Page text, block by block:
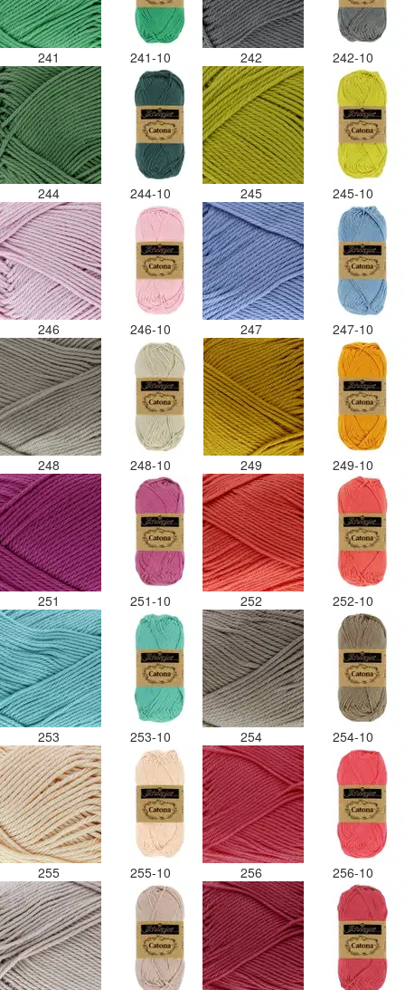
241 241-10 242 242-10
244 244-10 245 245-10
246 246-10 247 247-10
248 248-10 249 249-10
251 251-10 252 252-10
253 253-10 254 254-10
255 255-10 256 256-10